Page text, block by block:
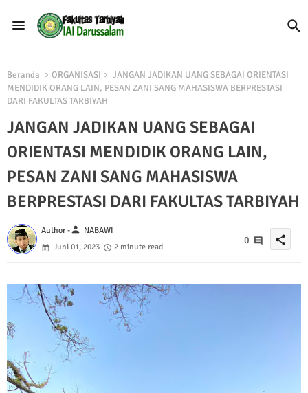
Beranda ORGANISASI
JANGAN JADIKAN UANG SEBAGAI ORIENTASI
MENDIDIK ORANG LAIN, PESAN ZANI SANG MAHASISWA BERPRESTASI
DARI FAKULTAS TARBIYAH
JANGAN JADIKAN UANG SEBAGAI
ORIENTASI MENDIDIK ORANG LAIN,
PESAN ZANI SANG MAHASISWA
BERPRESTASI DARI FAKULTAS TARBIYAH
Author -person NABAWI
Juni 01, 2023
2 minute read
0 share